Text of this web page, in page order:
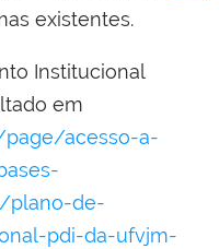
existentes.
Institucional
em
page/acesso-a-
plano-de-
pdi-da-ufvjm-